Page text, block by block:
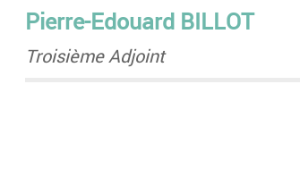
Pierre-Edouard BILLOT
Troisième Adjoint